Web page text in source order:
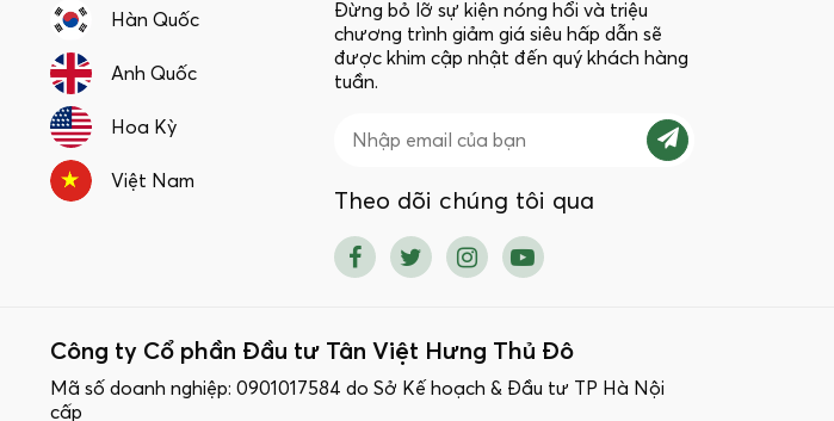
Đừng bỏ lỡ sự kiện nóng hổi và triệu
chương trình giảm giá siêu hấp dẫn sẽ
được khim cập nhật đến quý khách hàng
tuần.
Theo dõi chúng tôi qua
Hàn Quốc
Anh Quốc
Hoa Kỳ
Việt Nam
Công ty Cổ phần Đầu tư Tân Việt Hưng Thủ Đô
Mã số doanh nghiệp: 0901017584 do Sở Kế hoạch & Đầu tư TP Hà Nội
cấp